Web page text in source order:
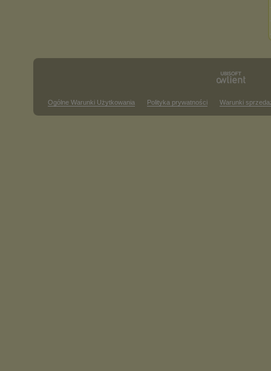
Ogólne Warunki Użytkowania Polityka prywatności Warunki